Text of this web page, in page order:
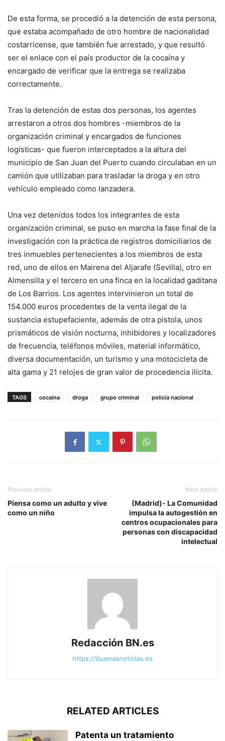
De esta forma, se procedió a la detención de esta persona,
que estaba acompañado de otro hombre de nacionalidad
costarricense, que también fue arrestado, y que resultó
ser el enlace con el país productor de la cocaína y
encargado de verificar que la entrega se realizaba
correctamente.
Tras la detención de estas dos personas, los agentes
arrestaron a otros dos hombres -miembros de la
organización criminal y encargados de funciones
logísticas- que fueron interceptados a la altura del
municipio de San Juan del Puerto cuando circulaban en un
camión que utilizaban para trasladar la droga y en otro
vehículo empleado como lanzadera.
Una vez detenidos todos los integrantes de esta
organización criminal, se puso en marcha la fase final de la
investigación con la práctica de registros domiciliarios de
tres inmuebles pertenecientes a los miembros de esta
red, uno de ellos en Mairena del Aljarafe (Sevilla), otro en
Almensilla y el tercero en una finca en la localidad gaditana
de Los Barrios. Los agentes intervinieron un total de
154.000 euros procedentes de la venta ilegal de la
sustancia estupefaciente, además de otra pistola, unos
prismáticos de visión nocturna, inhibidores y localizadores
de frecuencia, teléfonos móviles, material informático,
diversa documentación, un turismo y una motocicleta de
alta gama y 21 relojes de gran valor de procedencia ilícita.
TAGS cocaína droga grupo criminal policía nacional
Previous article
Piensa como un adulto y vive
como un niño
Next article
(Madrid)- La Comunidad
impulsa la autogestión en
centros ocupacionales para
personas con discapacidad
intelectual
Redacción BN.es
https://buenasnoticias.es
RELATED ARTICLES
Patenta un tratamiento